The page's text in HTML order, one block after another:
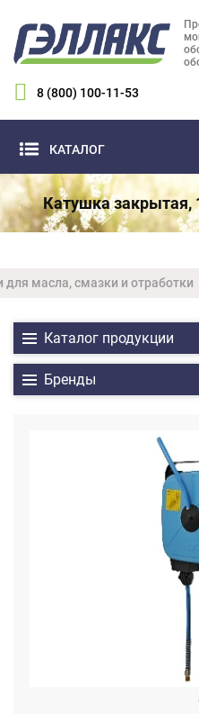
8 (800) 100-11-53
КАТАЛОГ
Катушка
масла, смазки и отработки
Каталог продукции
Бренды